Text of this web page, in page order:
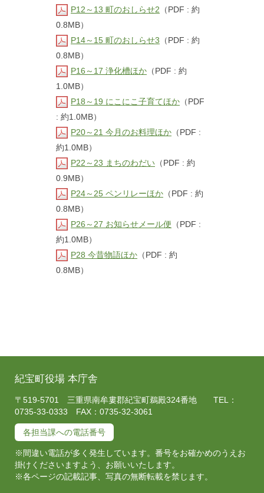
P12～13 町のおしらせ2 （PDF : 約
0.8MB）
P14～15 町のおしらせ3 （PDF : 約
0.8MB）
P16～17 浄化槽ほか （PDF : 約
1.0MB）
P18～19 にこにこ子育てほか （PDF
: 約1.0MB）
P20～21 今月のお料理ほか （PDF :
約1.0MB）
P22～23 まちのわだい （PDF : 約
0.9MB）
P24～25 ペンリレーほか （PDF : 約
0.8MB）
P26～27 お知らせメール便 （PDF :
約1.0MB）
P28 今昔物語ほか （PDF : 約
0.8MB）
紀宝町役場 本庁舎
〒519-5701 三重県南牟婁郡紀宝町鵜殿324番地 TEL：
0735-33-0333 FAX：0735-32-3061
各担当課への電話番号
※間違い電話が多く発生しています。番号をお確かめのうえお
掛けくださいますよう、お願いいたします。
※各ページの記載記事、写真の無断転載を禁じます。